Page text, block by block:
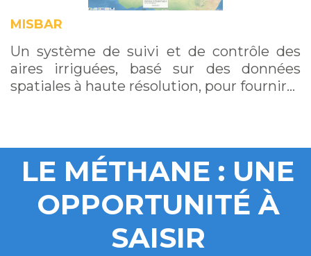
MISBAR
Un système de suivi et de contrôle des
aires irriguées, basé sur des données
spatiales à haute résolution, pour fournir…
LE MÉTHANE : UNE
OPPORTUNITÉ À
SAISIR